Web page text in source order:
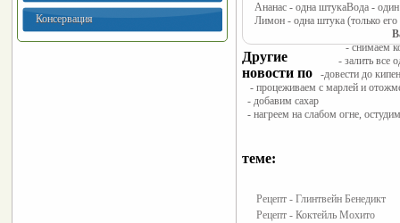
Консервация
Ананас - одна штукаВода -
Лимон - одна штука (только его
- снимаем
- залить все
-довести до
- процеживаем с марлей и
- добавим сахар
- нагреем на слабом огне,
Другие
новости по
теме:
Рецепт - Глинтвейн Бенедикт
Рецепт - Коктейль Мохито